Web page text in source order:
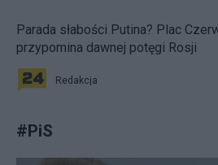
Parada słabości Putina? Plac
przypomina dawnej potęgi Rosji
Redakcja
#PiS